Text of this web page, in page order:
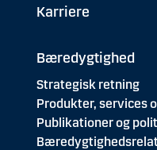
Karriere
Bæredygtighed
Strategisk retning
Produkter, services
Publikationer og